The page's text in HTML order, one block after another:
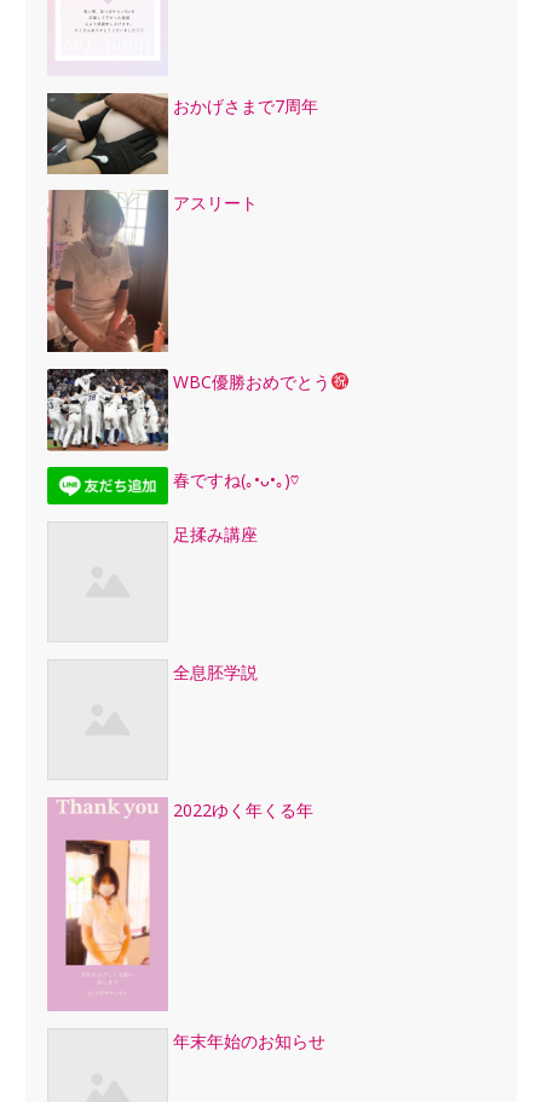
おかげさまで7周年
アスリート
WBC優勝おめでとう
春ですね(｡•ᴗ•｡)♡
足揉み講座
全息胚学説
2022ゆく年くる年
年末年始のお知らせ